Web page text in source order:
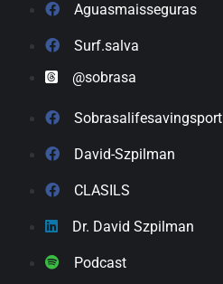
Aguasmaisseguras
Surf.salva
@sobrasa
Sobrasalifesavingsport
David-Szpilman
CLASILS
Dr. David Szpilman
Podcast